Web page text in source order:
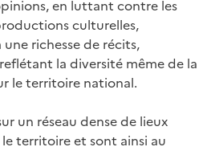
en luttant contre les
culturelles,
richesse de récits,
la diversité même de la
le territoire national.
un réseau dense de lieux
territoire et sont ainsi au